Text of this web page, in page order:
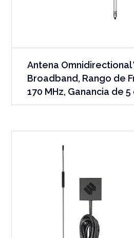
Antena Omnidirectional
Broadband, Rango de
170 MHz, Ganancia de 5